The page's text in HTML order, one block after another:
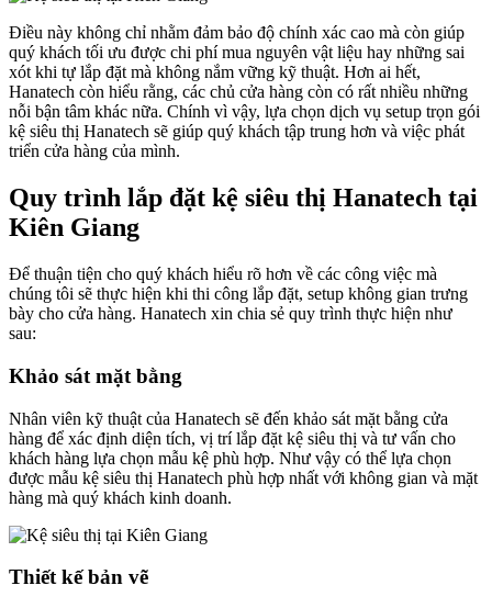
Điều này không chỉ nhằm đảm bảo độ chính xác cao mà còn giúp
quý khách tối ưu được chi phí mua nguyên vật liệu hay những sai
xót khi tự lắp đặt mà không nắm vững kỹ thuật. Hơn ai hết,
Hanatech còn hiểu rằng, các chủ cửa hàng còn có rất nhiều những
nỗi bận tâm khác nữa. Chính vì vậy, lựa chọn dịch vụ setup trọn gói
kệ siêu thị Hanatech sẽ giúp quý khách tập trung hơn và việc phát
triển cửa hàng của mình.
Quy trình lắp đặt kệ siêu thị Hanatech tại
Kiên Giang
Để thuận tiện cho quý khách hiểu rõ hơn về các công việc mà
chúng tôi sẽ thực hiện khi thi công lắp đặt, setup không gian trưng
bày cho cửa hàng. Hanatech xin chia sẻ quy trình thực hiện như
sau:
Khảo sát mặt bằng
Nhân viên kỹ thuật của Hanatech sẽ đến khảo sát mặt bằng cửa
hàng để xác định diện tích, vị trí lắp đặt kệ siêu thị và tư vấn cho
khách hàng lựa chọn mẫu kệ phù hợp. Như vậy có thể lựa chọn
được mẫu kệ siêu thị Hanatech phù hợp nhất với không gian và mặt
hàng mà quý khách kinh doanh.
Thiết kế bản vẽ